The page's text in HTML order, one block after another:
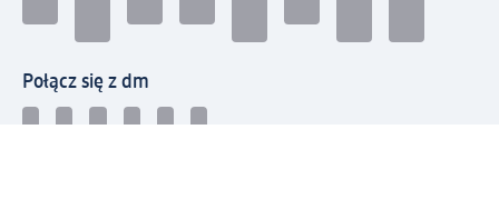
Połącz się z dm